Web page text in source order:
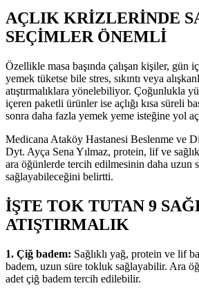
AÇLIK KRİZLERİNDE
SEÇİMLER ÖNEMLİ
Özellikle masa başında çalışan kişiler, gün
yemek tüketse bile stres, sıkıntı veya
atıştırmalıklara yönelebiliyor. Çoğunlukla
içeren paketli ürünler ise açlığı kısa süreli
sonra daha fazla yemek yeme isteğine yol
Medicana Ataköy Hastanesi Beslenme ve
Dyt. Ayça Sena Yılmaz, protein, lif ve
ara öğünlerde tercih edilmesinin daha uzun
sağlayabileceğini belirtti.
İŞTE TOK TUTAN 9
ATIŞTIRMALIK
1. Çiğ badem: Sağlıklı yağ, protein ve lif
badem, uzun süre tokluk sağlayabilir. Ara
adet çiğ badem tercih edilebilir.